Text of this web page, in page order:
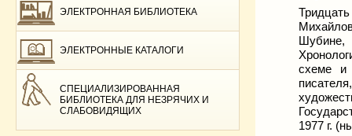
ЭЛЕКТРОННАЯ БИБЛИОТЕКА
ЭЛЕКТРОННЫЕ КАТАЛОГИ
СПЕЦИАЛИЗИРОВАННАЯ
БИБЛИОТЕКА ДЛЯ НЕЗРЯЧИХ И
СЛАБОВИДЯЩИХ
Шубине,
схеме и
1977 г.